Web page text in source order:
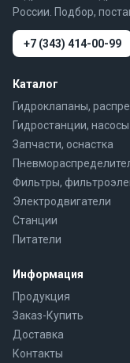
России. Подбор,
+7 (343) 414-00-99
Каталог
Гидроклапаны,
Гидростанции, насосы
Запчасти, оснастка
Фильтры,
Электродвигатели
Станции
Питатели
Информация
Продукция
Заказ-Купить
Доставка
Контакты